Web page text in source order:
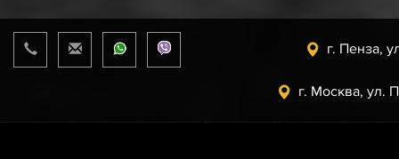
г. Пенза,
г. Москва, ул.